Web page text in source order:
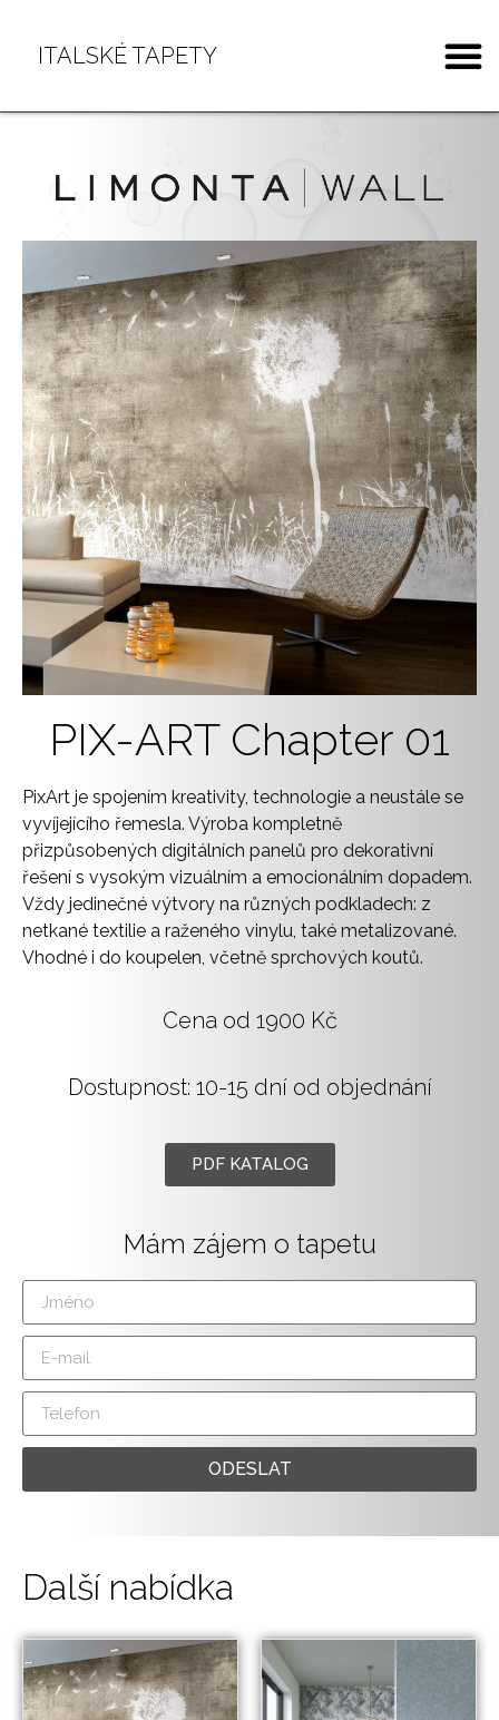
ITALSKÉ TAPETY
PIX-ART Chapter 01
PixArt je spojením kreativity, technologie a neustále se
vyvíjejícího řemesla. Výroba kompletně
přizpůsobených digitálních panelů pro dekorativní
řešení s vysokým vizuálním a emocionálním dopadem.
Vždy jedinečné výtvory na různých podkladech: z
netkané textilie a raženého vinylu, také metalizované.
Vhodné i do koupelen, včetně sprchových koutů.
Cena od 1900 Kč
Dostupnost: 10-15 dní od objednání
PDF KATALOG
Mám zájem o tapetu
ODESLAT
Další nabídka